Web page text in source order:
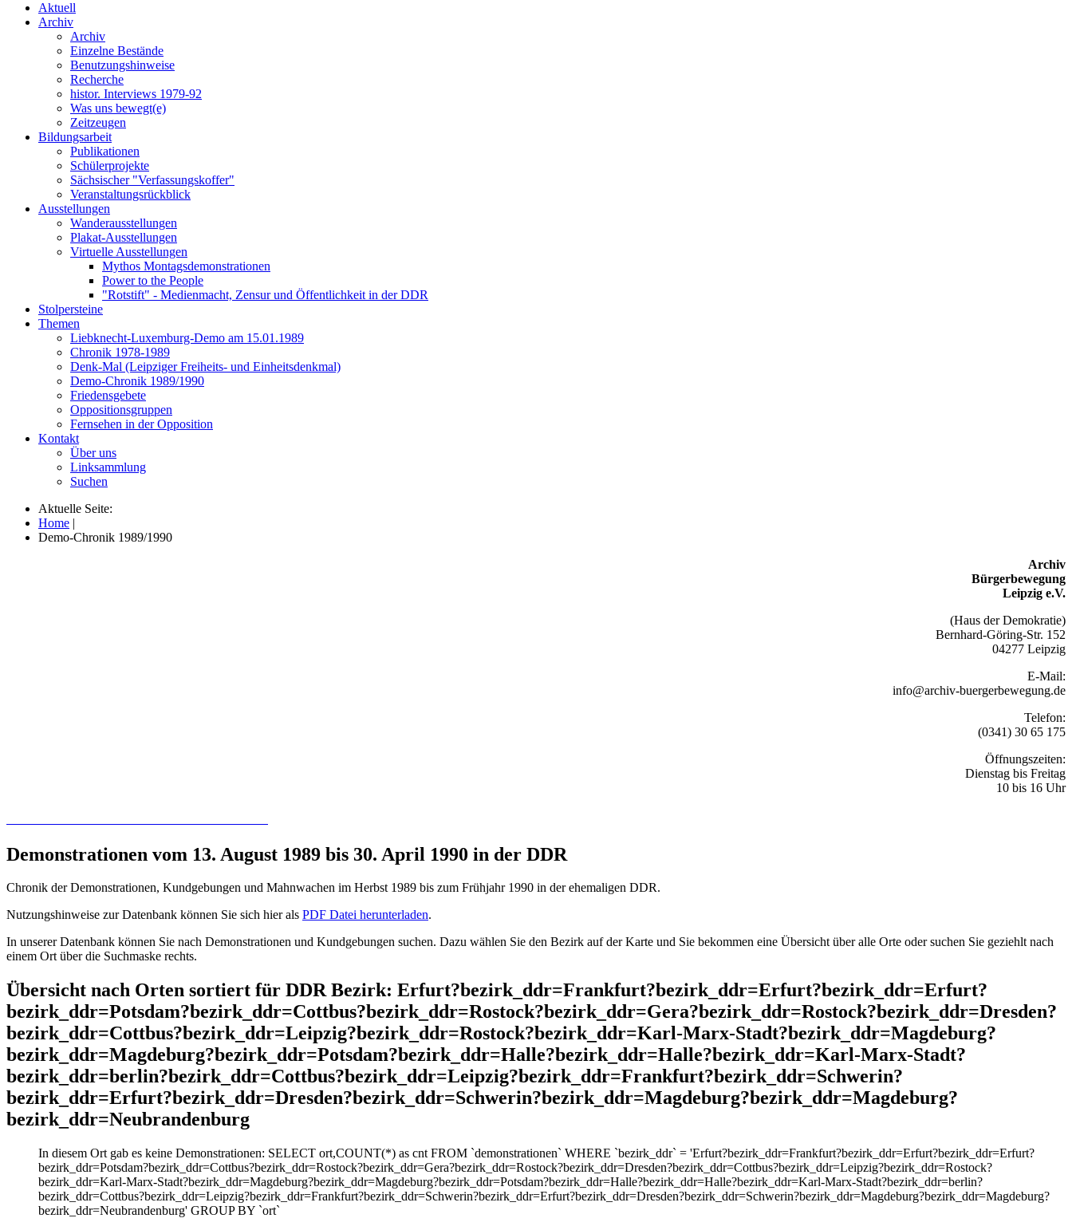
Aktuell
Archiv
Archiv
Einzelne Bestände
Benutzungshinweise
Recherche
histor. Interviews 1979-92
Was uns bewegt(e)
Zeitzeugen
Bildungsarbeit
Publikationen
Schülerprojekte
Sächsischer "Verfassungskoffer"
Veranstaltungsrückblick
Ausstellungen
Wanderausstellungen
Plakat-Ausstellungen
Virtuelle Ausstellungen
Mythos Montagsdemonstrationen
Power to the People
"Rotstift" - Medienmacht, Zensur und Öffentlichkeit in der DDR
Stolpersteine
Themen
Liebknecht-Luxemburg-Demo am 15.01.1989
Chronik 1978-1989
Denk-Mal (Leipziger Freiheits- und Einheitsdenkmal)
Demo-Chronik 1989/1990
Friedensgebete
Oppositionsgruppen
Fernsehen in der Opposition
Kontakt
Über uns
Linksammlung
Suchen
Aktuelle Seite:
Home |
Demo-Chronik 1989/1990
Archiv
Bürgerbewegung
Leipzig e.V.
(Haus der Demokratie)
Bernhard-Göring-Str. 152
04277 Leipzig
E-Mail:
info@archiv-buergerbewegung.de
Telefon:
(0341) 30 65 175
Öffnungszeiten:
Dienstag bis Freitag
10 bis 16 Uhr
Demonstrationen vom 13. August 1989 bis 30. April 1990 in der DDR
Chronik der Demonstrationen, Kundgebungen und Mahnwachen im Herbst 1989 bis zum Frühjahr 1990 in der ehemaligen DDR.
Nutzungshinweise zur Datenbank können Sie sich hier als PDF Datei herunterladen.
In unserer Datenbank können Sie nach Demonstrationen und Kundgebungen suchen. Dazu wählen Sie den Bezirk auf der Karte und Sie bekommen eine Übersicht über alle Orte oder suchen Sie geziehlt nach
einem Ort über die Suchmaske rechts.
Übersicht nach Orten sortiert für DDR Bezirk: Erfurt?bezirk_ddr=Frankfurt?bezirk_ddr=Erfurt?bezirk_ddr=Erfurt?
bezirk_ddr=Potsdam?bezirk_ddr=Cottbus?bezirk_ddr=Rostock?bezirk_ddr=Gera?bezirk_ddr=Rostock?bezirk_ddr=Dresden?
bezirk_ddr=Cottbus?bezirk_ddr=Leipzig?bezirk_ddr=Rostock?bezirk_ddr=Karl-Marx-Stadt?bezirk_ddr=Magdeburg?
bezirk_ddr=Magdeburg?bezirk_ddr=Potsdam?bezirk_ddr=Halle?bezirk_ddr=Halle?bezirk_ddr=Karl-Marx-Stadt?
bezirk_ddr=berlin?bezirk_ddr=Cottbus?bezirk_ddr=Leipzig?bezirk_ddr=Frankfurt?bezirk_ddr=Schwerin?
bezirk_ddr=Erfurt?bezirk_ddr=Dresden?bezirk_ddr=Schwerin?bezirk_ddr=Magdeburg?bezirk_ddr=Magdeburg?
bezirk_ddr=Neubrandenburg
In diesem Ort gab es keine Demonstrationen: SELECT ort,COUNT(*) as cnt FROM `demonstrationen` WHERE `bezirk_ddr` = 'Erfurt?bezirk_ddr=Frankfurt?bezirk_ddr=Erfurt?bezirk_ddr=Erfurt?
bezirk_ddr=Potsdam?bezirk_ddr=Cottbus?bezirk_ddr=Rostock?bezirk_ddr=Gera?bezirk_ddr=Rostock?bezirk_ddr=Dresden?bezirk_ddr=Cottbus?bezirk_ddr=Leipzig?bezirk_ddr=Rostock?
bezirk_ddr=Karl-Marx-Stadt?bezirk_ddr=Magdeburg?bezirk_ddr=Magdeburg?bezirk_ddr=Potsdam?bezirk_ddr=Halle?bezirk_ddr=Halle?bezirk_ddr=Karl-Marx-Stadt?bezirk_ddr=berlin?
bezirk_ddr=Cottbus?bezirk_ddr=Leipzig?bezirk_ddr=Frankfurt?bezirk_ddr=Schwerin?bezirk_ddr=Erfurt?bezirk_ddr=Dresden?bezirk_ddr=Schwerin?bezirk_ddr=Magdeburg?bezirk_ddr=Magdeburg?
bezirk_ddr=Neubrandenburg' GROUP BY `ort`